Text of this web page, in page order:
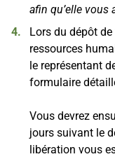
afin qu’elle
Lors du dépôt
ressources
le représentant
formulaire
Vous devrez
jours suivant le
libération vous